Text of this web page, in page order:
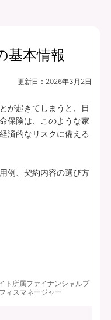
基本情報
更新日： 2026年3月2日
が起きてしまうと、日
保険は、このような家
済的なリスクに備える
例、契約内容の選び方
ト所属ファイナンシャルプ
ィスマネージャー